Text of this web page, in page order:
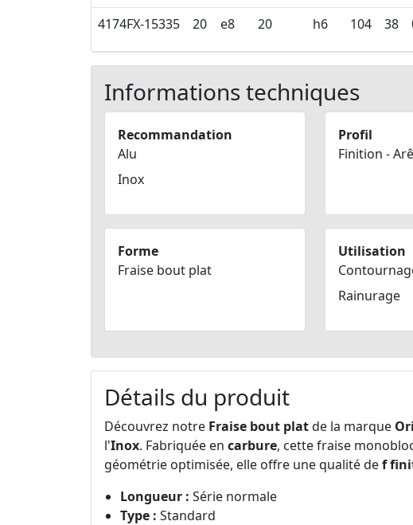
4174FX-15335 20 e8 20 h6 104 38
Informations techniques
Recommandation
Alu
Inox
Profil
Finition -
Forme
Fraise bout plat
Utilisation
Rainurage
Détails du produit
Découvrez notre Fraise bout platde la marque
l'Inox. Fabriquée en carbure, cette fraise
géométrie optimisée, elle offre une qualité def
Longueur : Série normale
Type : Standard